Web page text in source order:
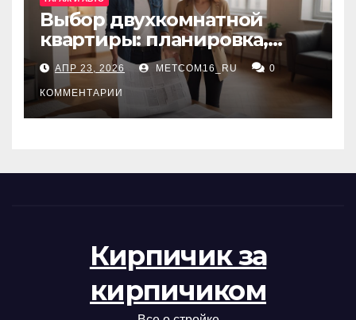
Выбор двухкомнатной
квартиры: планировка,
состояние жилья и
проверка документов
АПР 23, 2026 METCOM16_RU 0
КОММЕНТАРИИ
Кирпичик за
кирпичиком